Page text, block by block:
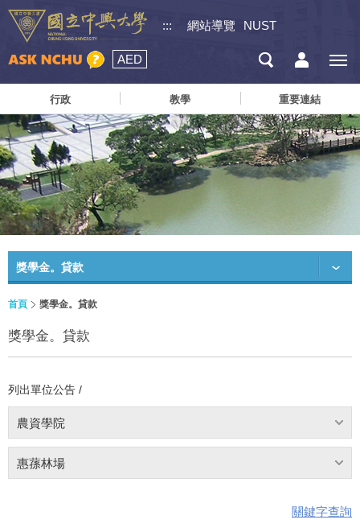
::: 網站導覽 NUST
AED
行政 教學 重要連結
獎學金。貸款
首頁 獎學金。貸款
獎學金。貸款
列出單位公告 /
農資學院
惠蓀林場
關鍵字查詢